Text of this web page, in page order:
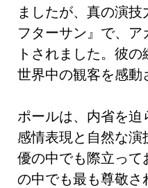
ましたが、真の演
フターサン』で、
トされました。彼の
世界中の観客を感動
ポールは、内省を迫
感情表現と自然な
優の中でも際立って
の中でも最も尊敬さ